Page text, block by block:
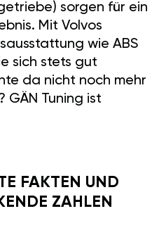
sorgen für ein
Mit Volvos
wie ABS
sich stets gut
da nicht noch mehr
GÄN Tuning ist
FAKTEN UND
ZAHLEN